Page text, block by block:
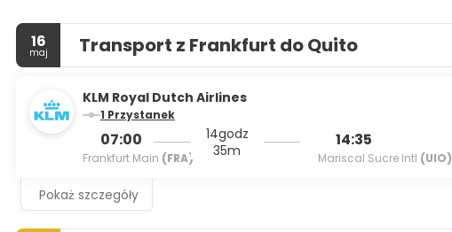
16
maj Transport z Frankfurt do Quito
KLM Royal Dutch Airlines
1 Przystanek
07:00
Frankfurt Main (FRA)
14godz
35m
14:35
Mariscal Sucre Intl (UIO)
Pokaż szczegóły